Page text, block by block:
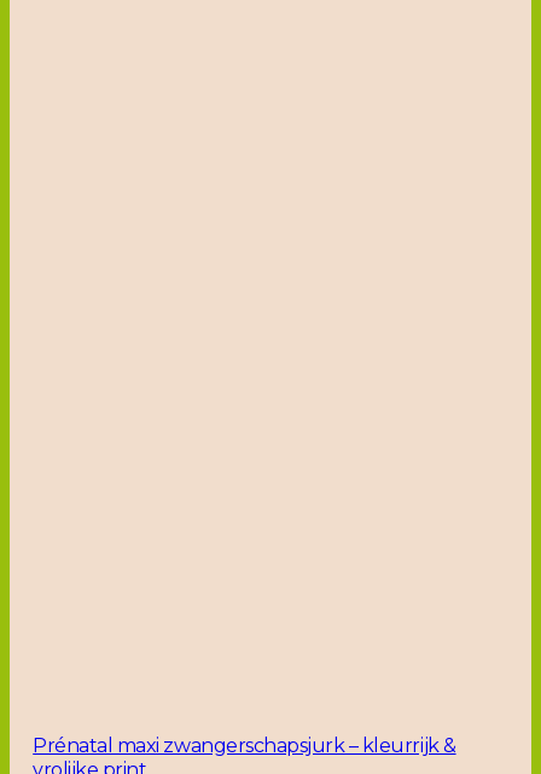
Prénatal maxi zwangerschapsjurk – kleurrijk &
vrolijke print